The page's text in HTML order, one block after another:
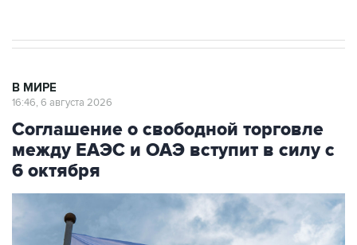
В МИРЕ
16:46, 6 августа 2026
Соглашение о свободной торговле
между ЕАЭС и ОАЭ вступит в силу с
6 октября